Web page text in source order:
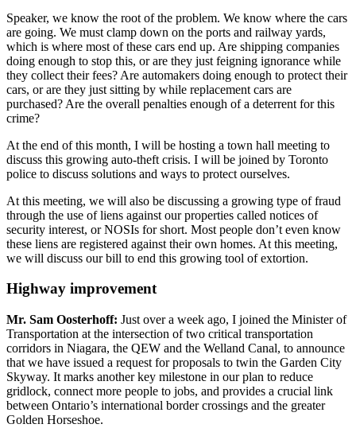
Speaker, we know the root of the problem. We know where the cars
are going. We must clamp down on the ports and railway yards,
which is where most of these cars end up. Are shipping companies
doing enough to stop this, or are they just feigning ignorance while
they collect their fees? Are automakers doing enough to protect their
cars, or are they just sitting by while replacement cars are
purchased? Are the overall penalties enough of a deterrent for this
crime?
At the end of this month, I will be hosting a town hall meeting to
discuss this growing auto-theft crisis. I will be joined by Toronto
police to discuss solutions and ways to protect ourselves.
At this meeting, we will also be discussing a growing type of fraud
through the use of liens against our properties called notices of
security interest, or NOSIs for short. Most people don’t even know
these liens are registered against their own homes. At this meeting,
we will discuss our bill to end this growing tool of extortion.
Highway improvement
Mr. Sam Oosterhoff: Just over a week ago, I joined the Minister of
Transportation at the intersection of two critical transportation
corridors in Niagara, the QEW and the Welland Canal, to announce
that we have issued a request for proposals to twin the Garden City
Skyway. It marks another key milestone in our plan to reduce
gridlock, connect more people to jobs, and provides a crucial link
between Ontario’s international border crossings and the greater
Golden Horseshoe.